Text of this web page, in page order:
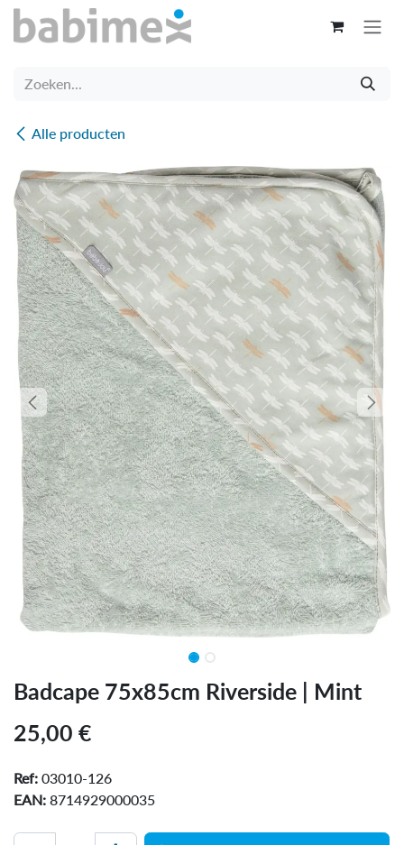
Overslaan naar inhoud
Alle producten
Badcape 75x85cm Riverside | Mint
25,00 €
Ref: 03010-126
EAN: 8714929000035